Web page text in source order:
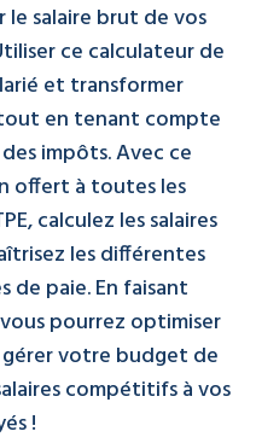
salaire brut de vos
ce calculateur de
et transformer
en tenant compte
impôts. Avec ce
offert à toutes les
calculez les salaires
les différentes
de paie. En faisant
pourrez optimiser
gérer votre budget de
compétitifs à vos
!